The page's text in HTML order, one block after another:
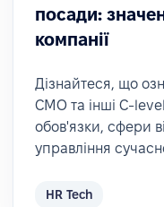
посади:
компанії
Дізнайтеся, що
CMO та інші C-
обов'язки, сфери
управління
HR Tech